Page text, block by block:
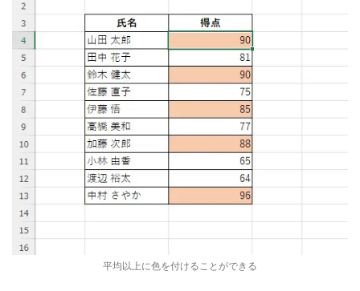
平均以上に色を付けることができる